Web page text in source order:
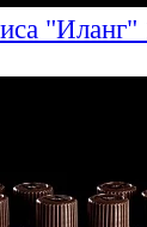
"Иланг"